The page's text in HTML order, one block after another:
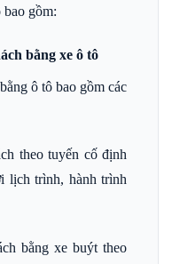
gồm:
bằng xe ô tô
ô tô bao gồm các
theo tuyến cố định
lịch trình, hành trình
bằng xe buýt theo